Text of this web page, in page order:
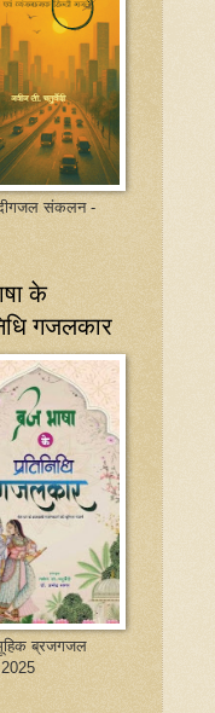
संकलन -
के
गजलकार
ब्रजगजल